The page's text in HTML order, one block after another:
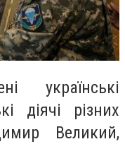
українські
діячі різних
Великий,